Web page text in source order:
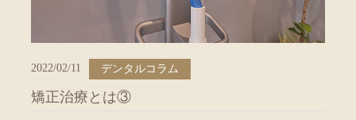
2022/02/11 デンタルコラム
矯正治療とは③